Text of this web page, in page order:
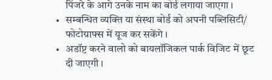
पिंजरे के आगे उनके नाम का बोर्ड लगाया जाएगा।
सम्बन्धित व्यक्ति या संस्था बोर्ड को अपनी पब्लिसिटी/
फोटोग्राफ्स में यूज कर सकेंगे।
अडॉप्ट करने वालो को बायलॉजिकल पार्क विजिट में छूट
दी जाएगी।